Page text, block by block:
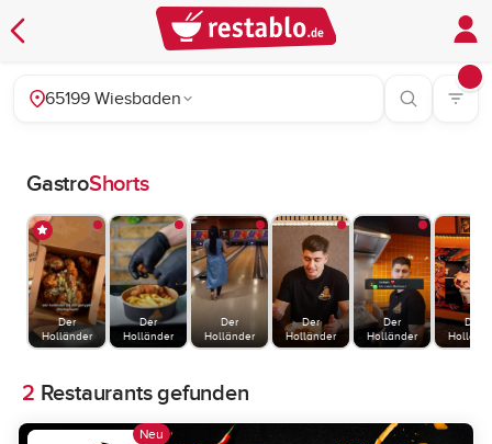
65199 Wiesbaden
GastroShorts
Der
Holländer
Der
Holländer
Der
Holländer
Der
Holländer
Der
Holländer
Der
2 Restaurants gefunden
Neu